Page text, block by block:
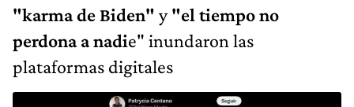
"karma de Biden" y"el tiempo no
perdona a nadie" inundaron las
plataformas digitales